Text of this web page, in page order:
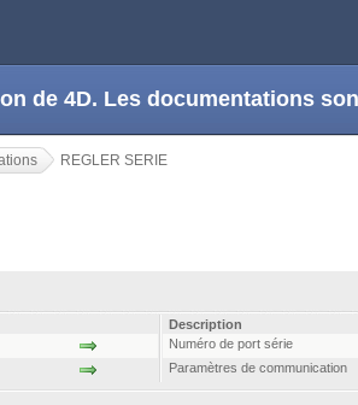
de 4D. Les documentations
REGLER SERIE
Description
Numéro de port série
Paramètres de communication